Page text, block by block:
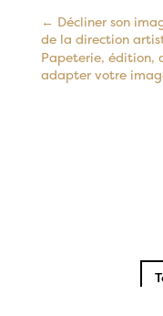
← Décliner son
de la direction
Papeterie, édition,
adapter votre